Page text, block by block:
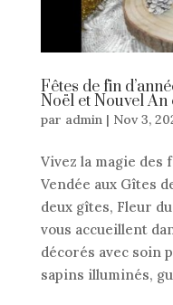
Fêtes de fin
Noël et Nouvel An
par admin| Nov 3,
Vivez la magie des
Vendée aux Gîtes
deux gîtes, Fleur
vous accueillent
décorés avec soin
sapins illuminés,